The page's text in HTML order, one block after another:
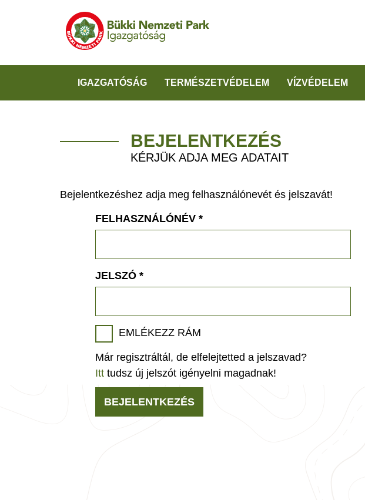
IGAZGATÓSÁG TERMÉSZETVÉDELEM VÍZVÉDELEM
BEJELENTKEZÉS
KÉRJÜK ADJA MEG ADATAIT
Bejelentkezéshez adja meg felhasználónevét és jelszavát!
FELHASZNÁLÓNÉV *
JELSZÓ *
EMLÉKEZZ RÁM
Már regisztráltál, de elfelejtetted a jelszavad?
Itt tudsz új jelszót igényelni magadnak!
BEJELENTKEZÉS